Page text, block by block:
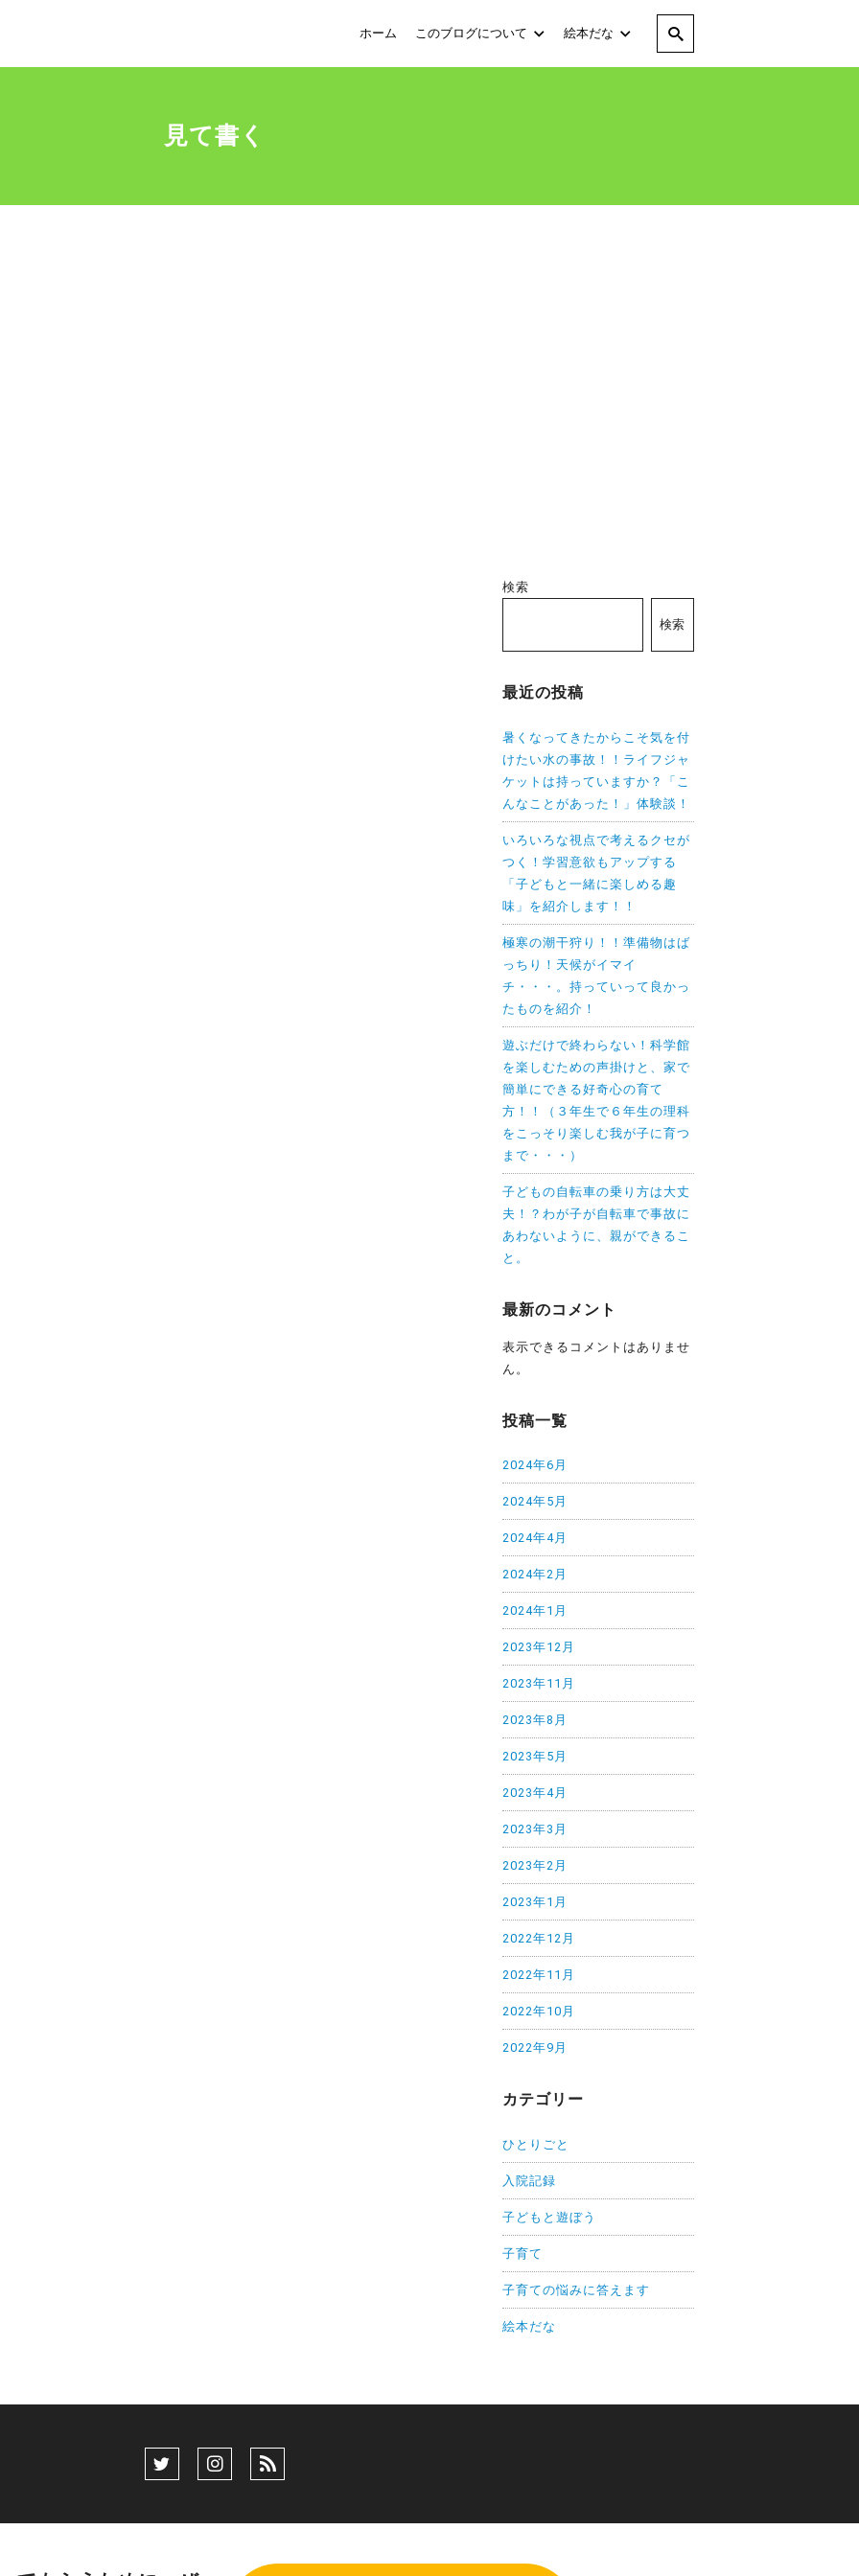
ホーム このブログについて 絵本だな
見て書く
検索
検索
最近の投稿
暑くなってきたからこそ気を付
けたい水の事故！！ライフジャ
ケットは持っていますか？「こ
んなことがあった！」体験談！
いろいろな視点で考えるクセが
つく！学習意欲もアップする
「子どもと一緒に楽しめる趣
味」を紹介します！！
極寒の潮干狩り！！準備物はば
っちり！天候がイマイ
チ・・・。持っていって良かっ
たものを紹介！
遊ぶだけで終わらない！科学館
を楽しむための声掛けと、家で
簡単にできる好奇心の育て
方！！（３年生で６年生の理科
をこっそり楽しむ我が子に育つ
まで・・・）
子どもの自転車の乗り方は大丈
夫！？わが子が自転車で事故に
あわないように、親ができるこ
と。
最新のコメント
表示できるコメントはありませ
ん。
投稿一覧
2024年6月
2024年5月
2024年4月
2024年2月
2024年1月
2023年12月
2023年11月
2023年8月
2023年5月
2023年4月
2023年3月
2023年2月
2023年1月
2022年12月
2022年11月
2022年10月
2022年9月
カテゴリー
ひとりごと
入院記録
子どもと遊ぼう
子育て
子育ての悩みに答えます
絵本だな